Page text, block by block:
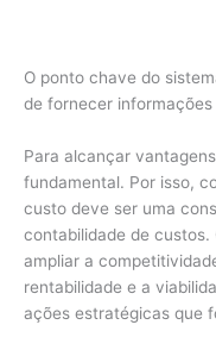
O ponto chave do
de fornecer
Para alcançar
fundamental. Por isso,
custo deve ser uma
contabilidade de custos.
ampliar a
rentabilidade e a
ações estratégicas que